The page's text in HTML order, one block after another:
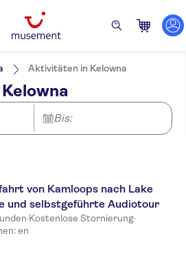
Aktivitäten in Kelowna
Bis:
von Kamloops nach Lake
und selbstgeführte Audiotour
·Kostenlose Stornierung·
en